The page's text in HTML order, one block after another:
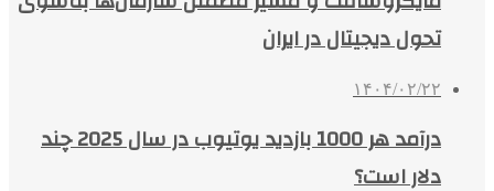
تحول دیجیتال در ایران
۱۴۰۴/۰۲/۲۲
درآمد هر 1000 بازدید یوتیوب در سال 2025 چند
دلار است؟